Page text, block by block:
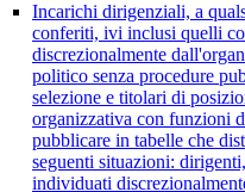
Incarichi dirigenziali, a
conferiti, ivi inclusi quelli
discrezionalmente
politico senza procedure
selezione e titolari di
organizzativa con funzioni
pubblicare in tabelle che
seguenti situazioni:
individuati